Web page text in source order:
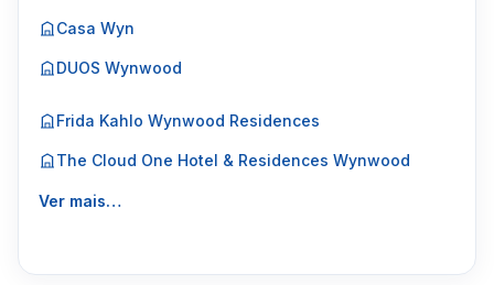
Casa Wyn
DUOS Wynwood
Frida Kahlo Wynwood Residences
The Cloud One Hotel & Residences Wynwood
Ver mais…